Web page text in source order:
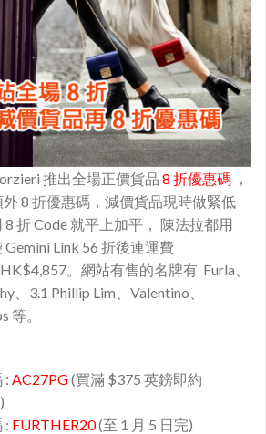
推出全場正價貨品 8 折優惠碼
8 折優惠碼，減價貨品現時做緊低
折 Code 就平上加平， 陳法拉都用
Gemini Link 56 折後連運費
HK$4,857。網站有售的名牌有 Furla、
、3.1 Phillip Lim、Valentino、
等。
: AC27PG(買滿 $375 英鎊即約
: FURTHER20(至 1 月 5 日完)